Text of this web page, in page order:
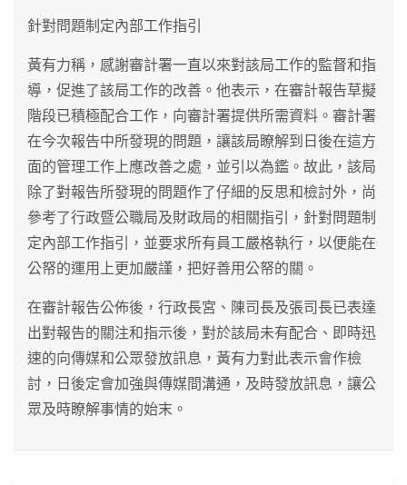
針對問題制定內部工作指引
黃有力稱，感謝審計署一直以來對該局工作的監督和指
導，促進了該局工作的改善。他表示，在審計報告草擬
階段已積極配合工作，向審計署提供所需資料。審計署
在今次報告中所發現的問題，讓該局瞭解到日後在這方
面的管理工作上應改善之處，並引以為鑑。故此，該局
除了對報告所發現的問題作了仔細的反思和檢討外，尚
參考了行政暨公職局及財政局的相關指引，針對問題制
定內部工作指引，並要求所有員工嚴格執行，以便能在
公帑的運用上更加嚴謹，把好善用公帑的關。
在審計報告公佈後，行政長宮、陳司長及張司長已表達
出對報告的關注和指示後，對於該局未有配合、即時迅
速的向傳媒和公眾發放訊息，黃有力對此表示會作檢
討，日後定會加強與傳媒間溝通，及時發放訊息，讓公
眾及時瞭解事情的始末。